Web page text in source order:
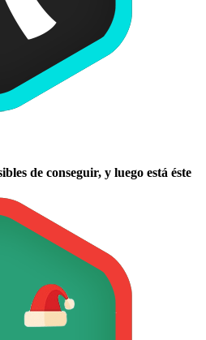
de conseguir, y luego está éste